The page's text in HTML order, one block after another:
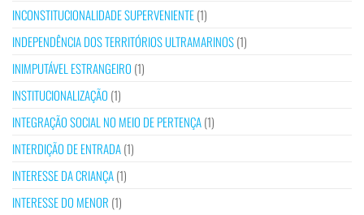
INCONSTITUCIONALIDADE SUPERVENIENTE(1)
INDEPENDÊNCIA DOS TERRITÓRIOS ULTRAMARINOS(1)
INIMPUTÁVEL ESTRANGEIRO (1)
INSTITUCIONALIZAÇÃO (1)
INTEGRAÇÃO SOCIAL NO MEIO DE PERTENÇA(1)
INTERDIÇÃO DE ENTRADA(1)
INTERESSE DA CRIANÇA(1)
INTERESSE DO MENOR (1)